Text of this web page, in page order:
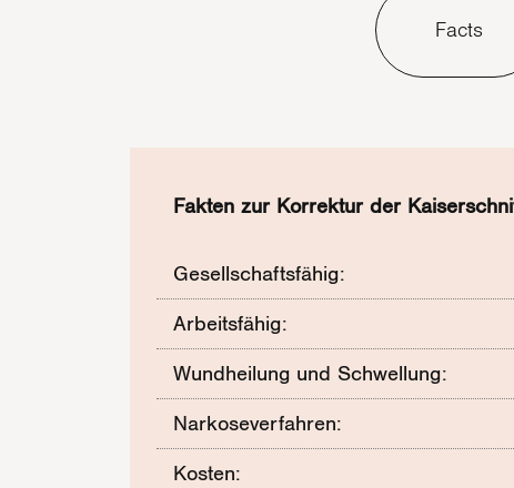
Facts
Fakten zur Korrektur der
Gesellschaftsfähig:
Arbeitsfähig:
Wundheilung und Schwellung:
Narkoseverfahren:
Kosten: